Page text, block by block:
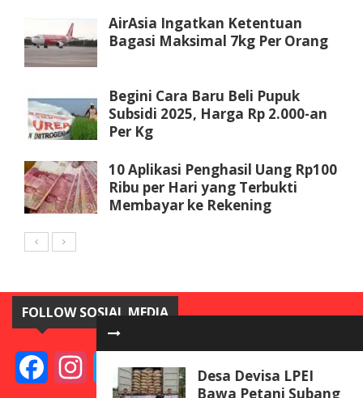
Desa Devisa LPEI
Bawa Petani Subang
AirAsia Ingatkan Ketentuan
Bagasi Maksimal 7kg Per Orang
Begini Cara Baru Beli Pupuk
Subsidi 2025, Harga Rp 2.000-an
Per Kg
10 Aplikasi Penghasil Uang Rp100
Ribu per Hari yang Terbukti
Membayar ke Rekening
FOLLOW SOSIAL MEDIA
FacebookInstagramTwitterYouTube